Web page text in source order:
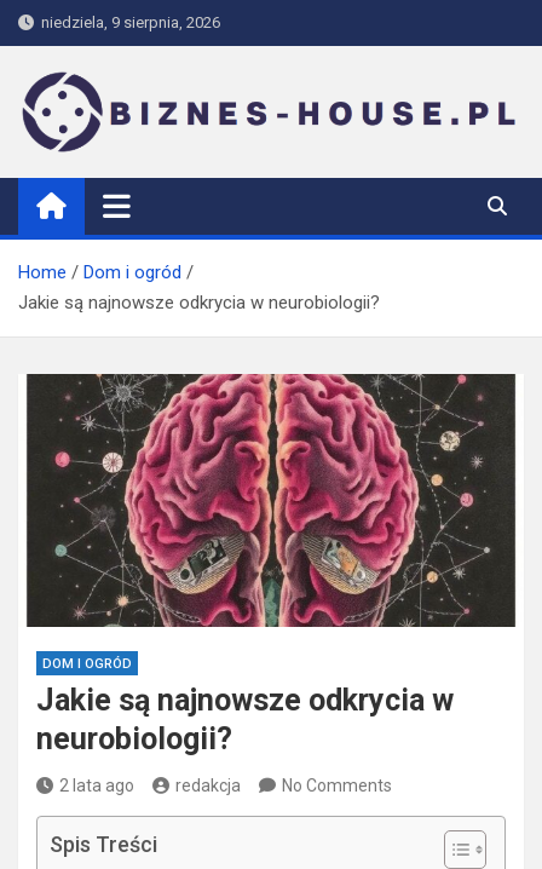
Skip
to
content
niedziela, 9 sierpnia, 2026
biznes-house.pl
Home
Dom i ogród
Jakie są najnowsze odkrycia w neurobiologii?
DOM I OGRÓD
Jakie są najnowsze odkrycia w
neurobiologii?
2 lata ago redakcja No Comments
Spis Treści